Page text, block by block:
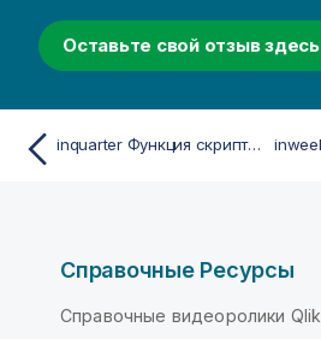
Оставьте свой отзыв здесь
inquarter Функция скрипта и диаграммы
Справочные Ресурсы
Справочные видеоролики Qlik